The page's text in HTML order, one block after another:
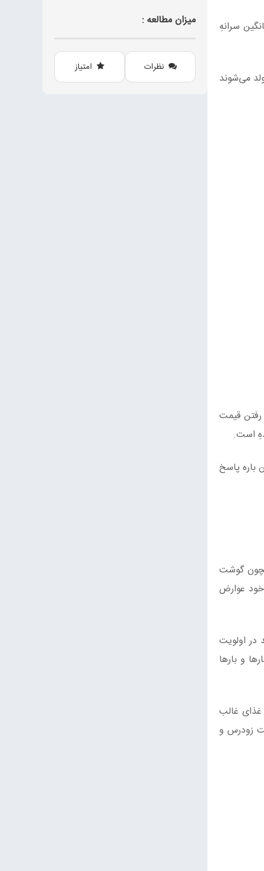
به حدود نصف میانگین سرانهِ
می‌شوند
رفتن قیمت
است.
باره پاسخ
گوشت
خود عوارض
در اولویت
و بارها
غذای غالب
زودرس و
میزان مطالعه :
نظرات امتیاز